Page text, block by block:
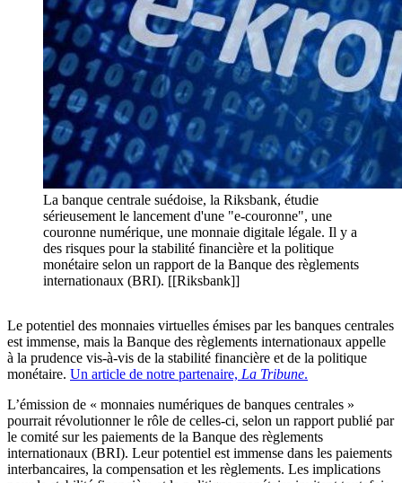
La banque centrale suédoise, la Riksbank, étudie
sérieusement le lancement d'une "e-couronne", une
couronne numérique, une monnaie digitale légale. Il y a
des risques pour la stabilité financière et la politique
monétaire selon un rapport de la Banque des règlements
internationaux (BRI). [[Riksbank]]
Le potentiel des monnaies virtuelles émises par les banques centrales
est immense, mais la Banque des règlements internationaux appelle
à la prudence vis-à-vis de la stabilité financière et de la politique
monétaire. Un article de notre partenaire, La Tribune.
L’émission de « monnaies numériques de banques centrales »
pourrait révolutionner le rôle de celles-ci, selon un rapport publié par
le comité sur les paiements de la Banque des règlements
internationaux (BRI). Leur potentiel est immense dans les paiements
interbancaires, la compensation et les règlements. Les implications